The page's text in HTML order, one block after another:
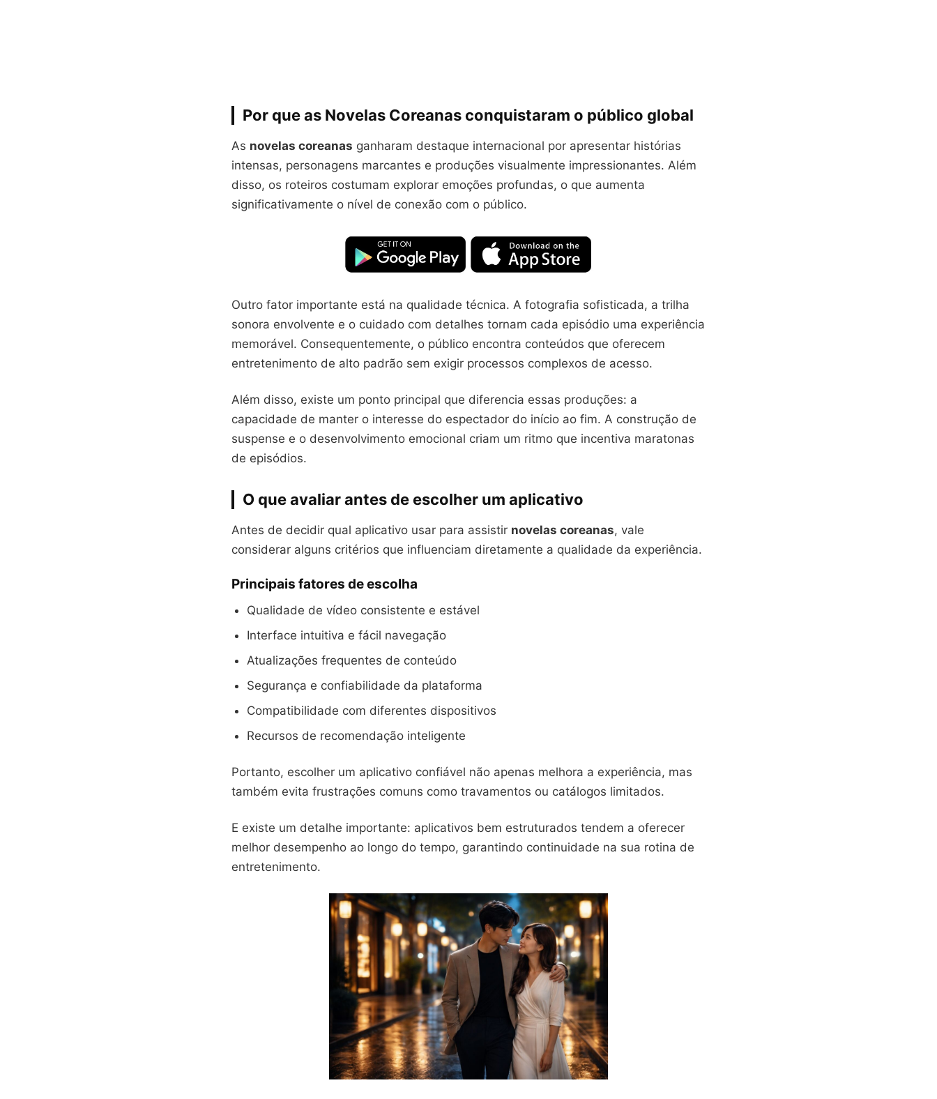
Por que as Novelas Coreanas conquistaram o público global
As novelas coreanas ganharam destaque internacional por apresentar histórias
intensas, personagens marcantes e produções visualmente impressionantes. Além
disso, os roteiros costumam explorar emoções profundas, o que aumenta
significativamente o nível de conexão com o público.
Outro fator importante está na qualidade técnica. A fotografia sofisticada, a trilha
sonora envolvente e o cuidado com detalhes tornam cada episódio uma experiência
memorável. Consequentemente, o público encontra conteúdos que oferecem
entretenimento de alto padrão sem exigir processos complexos de acesso.
Além disso, existe um ponto principal que diferencia essas produções: a
capacidade de manter o interesse do espectador do início ao fim. A construção de
suspense e o desenvolvimento emocional criam um ritmo que incentiva maratonas
de episódios.
O que avaliar antes de escolher um aplicativo
Antes de decidir qual aplicativo usar para assistir novelas coreanas, vale
considerar alguns critérios que influenciam diretamente a qualidade da experiência.
Principais fatores de escolha
Qualidade de vídeo consistente e estável
Interface intuitiva e fácil navegação
Atualizações frequentes de conteúdo
Segurança e confiabilidade da plataforma
Compatibilidade com diferentes dispositivos
Recursos de recomendação inteligente
Portanto, escolher um aplicativo confiável não apenas melhora a experiência, mas
também evita frustrações comuns como travamentos ou catálogos limitados.
E existe um detalhe importante: aplicativos bem estruturados tendem a oferecer
melhor desempenho ao longo do tempo, garantindo continuidade na sua rotina de
entretenimento.